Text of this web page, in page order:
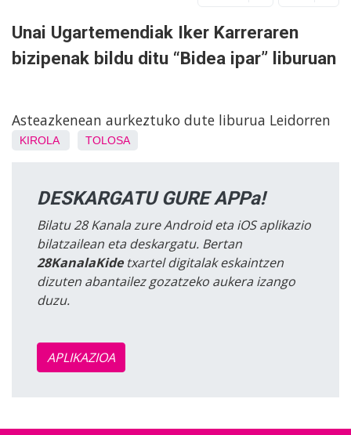
Unai Ugartemendiak Iker Karreraren
bizipenak bildu ditu “Bidea ipar” liburuan
Asteazkenean aurkeztuko dute liburua Leidorren
KIROLA TOLOSA
DESKARGATU GURE APPa!
Bilatu 28 Kanala zure Android eta iOS aplikazio
bilatzailean eta deskargatu. Bertan
28KanalaKidetxartel digitalak eskaintzen
dizuten abantailez gozatzeko aukera izango
duzu.
APLIKAZIOA